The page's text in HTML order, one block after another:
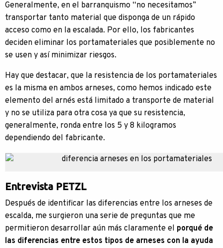
Generalmente, en el barranquismo “no necesitamos”
transportar tanto material que disponga de un rápido
acceso como en la escalada. Por ello, los fabricantes
deciden eliminar los portamateriales que posiblemente no
se usen y así minimizar riesgos.
Hay que destacar, que la resistencia de los portamateriales
es la misma en ambos arneses, como hemos indicado este
elemento del arnés está limitado a transporte de material
y no se utiliza para otra cosa ya que su resistencia,
generalmente, ronda entre los 5 y 8 kilogramos
dependiendo del fabricante.
Entrevista PETZL
Después de identificar las diferencias entre los arneses de
escalda, me surgieron una serie de preguntas que me
permitieron desarrollar aún más claramente el porqué de
las diferencias entre estos tipos de arneses con la ayuda